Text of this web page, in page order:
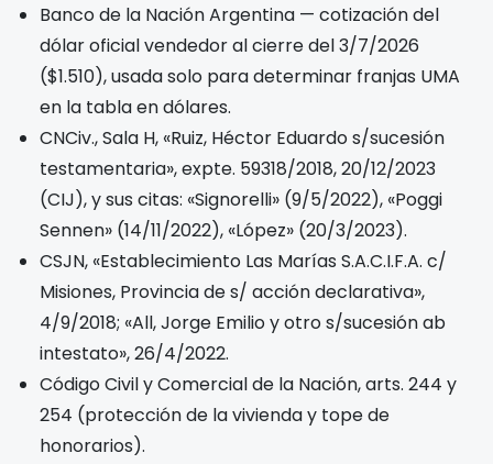
Banco de la Nación Argentina — cotización del
dólar oficial vendedor al cierre del 3/7/2026
($1.510), usada solo para determinar franjas UMA
en la tabla en dólares.
CNCiv., Sala H, «Ruiz, Héctor Eduardo s/sucesión
testamentaria», expte. 59318/2018, 20/12/2023
(CIJ), y sus citas: «Signorelli» (9/5/2022), «Poggi
Sennen» (14/11/2022), «López» (20/3/2023).
CSJN, «Establecimiento Las Marías S.A.C.I.F.A. c/
Misiones, Provincia de s/ acción declarativa»,
4/9/2018; «All, Jorge Emilio y otro s/sucesión ab
intestato», 26/4/2022.
Código Civil y Comercial de la Nación, arts. 244 y
254 (protección de la vivienda y tope de
honorarios).